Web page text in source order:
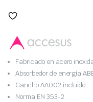
Fabricado en acero
Absorbedor de energía
Gancho AA002 incluido.
Norma EN 353-2.